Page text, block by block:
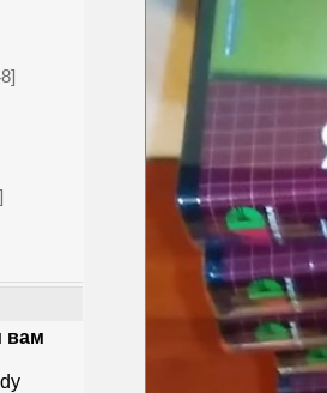
вам